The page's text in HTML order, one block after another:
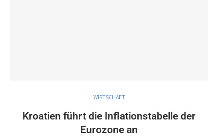
WIRTSCHAFT
Kroatien führt die Inflationstabelle der
Eurozone an